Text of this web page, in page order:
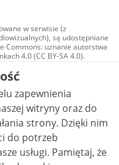
w serwisie (z
są udostępniane
Commons: uznanie autorstwa
4.0 (CC BY-SA 4.0).
w tym zdjęcia, materiały
na licencji typu
autorstwa użycie
zależnych 4.0 (CC BY-
to stwierdzone inaczej.
zapewnienia
witryny oraz do
Dzięki nim
do potrzeb
Pamiętaj, że